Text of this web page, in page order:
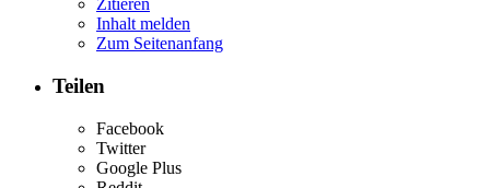
Zitieren
Inhalt melden
Zum Seitenanfang
Teilen
Facebook
Twitter
Google Plus